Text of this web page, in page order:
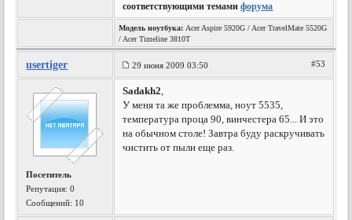
соответствующими темамифорума
Модель ноутбука: Acer Aspire 5920G / Acer TravelMate 5520G
/ Acer Timeline 3810T
usertiger 29 июня 2009 03:50 #53
Посетитель
Репутация:0
Сообщений: 10
Sadakh2,
У меня та же проблемма, ноут 5535,
температура проца 90, винчестера 65... И это
на обычном столе! Завтра буду раскручивать
чистить от пыли еще раз.